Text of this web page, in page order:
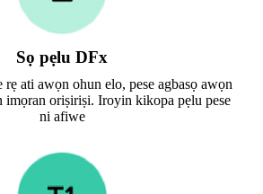
Sọ pẹlu DFx
rẹ ati awọn ohun elo, pese agbasọ awọn
imọran oriṣiriṣi. Iroyin kikopa pẹlu pese
ni afiwe